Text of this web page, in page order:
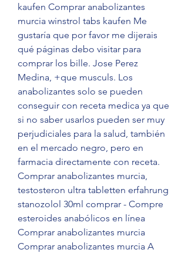
kaufen Comprar anabolizantes
murcia winstrol tabs kaufen Me
gustaría que por favor me dijerais
qué páginas debo visitar para
comprar los bille. Jose Perez
Medina, +que musculs. Los
anabolizantes solo se pueden
conseguir con receta medica ya que
si no saber usarlos pueden ser muy
perjudiciales para la salud, también
en el mercado negro, pero en
farmacia directamente con receta.
Comprar anabolizantes murcia,
testosteron ultra tabletten erfahrung
stanozolol 30ml comprar - Compre
esteroides anabólicos en línea
Comprar anabolizantes murcia
Comprar anabolizantes murcia A